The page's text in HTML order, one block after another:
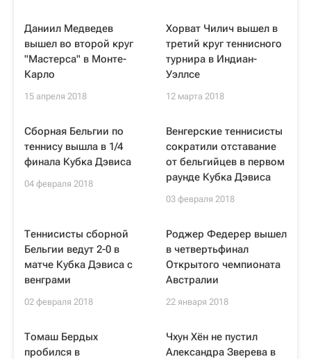
Даниил Медведев
вышел во второй круг
"Мастерса" в Монте-
Карло
15 апреля 2018
Хорват Чилич вышел в
третий круг теннисного
турнира в Индиан-
Уэллсе
12 марта 2018
Сборная Бельгии по
теннису вышла в 1/4
финала Кубка Дэвиса
04 февраля 2018
Венгерские теннисисты
сократили отставание
от бельгийцев в первом
раунде Кубка Дэвиса
03 февраля 2018
Теннисисты сборной
Бельгии ведут 2-0 в
матче Кубка Дэвиса с
венграми
02 февраля 2018
Роджер Федерер вышел
в четвертьфинал
Открытого чемпионата
Австралии
22 января 2018
Томаш Бердых
пробился в
Чхун Хён не пустил
Александра Зверева в